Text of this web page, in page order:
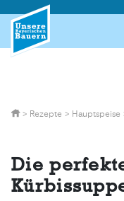
content
> Rezepte > Hauptspeise
Die